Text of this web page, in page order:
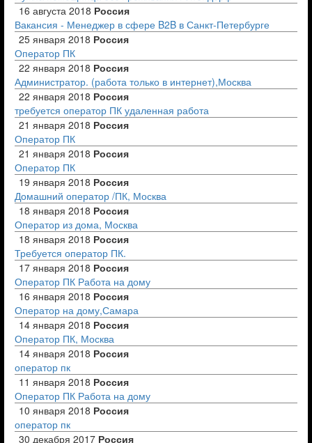
16 августа 2018 Россия
Вакансия - Менеджер в сфере B2B в Санкт-Петербурге
25 января 2018 Россия
Оператор ПК
22 января 2018 Россия
Администратор. (работа только в интернет),Москва
22 января 2018 Россия
требуется оператор ПК удаленная работа
21 января 2018 Россия
Оператор ПК
21 января 2018 Россия
Оператор ПК
19 января 2018 Россия
Домашний оператор /ПК, Москва
18 января 2018 Россия
Оператор из дома, Москва
18 января 2018 Россия
Требуется оператор ПК.
17 января 2018 Россия
Оператор ПК Работа на дому
16 января 2018 Россия
Оператор на дому,Самара
14 января 2018 Россия
Оператор ПК, Москва
14 января 2018 Россия
оператор пк
11 января 2018 Россия
Оператор ПК Работа на дому
10 января 2018 Россия
оператор пк
30 декабря 2017 Россия